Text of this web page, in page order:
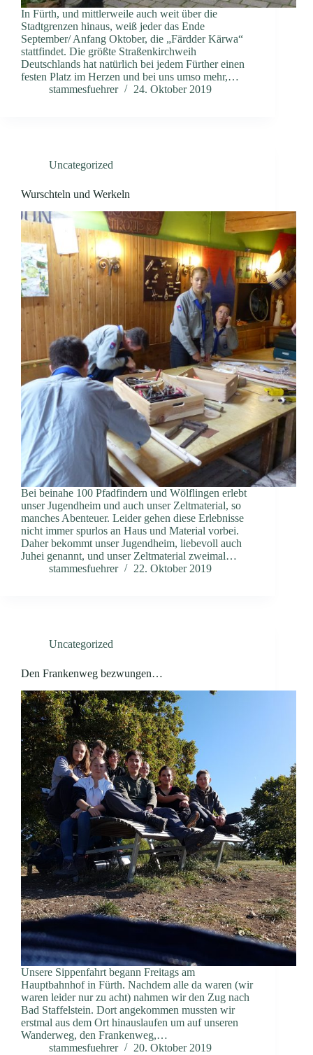
In Fürth, und mittlerweile auch weit über die
Stadtgrenzen hinaus, weiß jeder das Ende
September/ Anfang Oktober, die „Färdder Kärwa“
stattfindet. Die größte Straßenkirchweih
Deutschlands hat natürlich bei jedem Fürther einen
festen Platz im Herzen und bei uns umso mehr,…
stammesfuehrer
24. Oktober 2019
Uncategorized
Wurschteln und Werkeln
Bei beinahe 100 Pfadfindern und Wölflingen erlebt
unser Jugendheim und auch unser Zeltmaterial, so
manches Abenteuer. Leider gehen diese Erlebnisse
nicht immer spurlos an Haus und Material vorbei.
Daher bekommt unser Jugendheim, liebevoll auch
Juhei genannt, und unser Zeltmaterial zweimal…
stammesfuehrer
22. Oktober 2019
Uncategorized
Den Frankenweg bezwungen…
Unsere Sippenfahrt begann Freitags am
Hauptbahnhof in Fürth. Nachdem alle da waren (wir
waren leider nur zu acht) nahmen wir den Zug nach
Bad Staffelstein. Dort angekommen mussten wir
erstmal aus dem Ort hinauslaufen um auf unseren
Wanderweg, den Frankenweg,…
stammesfuehrer
20. Oktober 2019